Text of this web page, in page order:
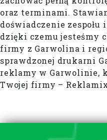
oraz terminami.
doświadczenie
dzięki czemu jesteśmy
firmy z Garwolina i
sprawdzonej drukarni
reklamy w Garwolinie,
Twojej firmy –